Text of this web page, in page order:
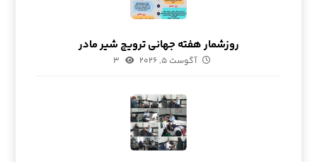
روزشمار هفته جهانی ترویج شیر مادر
آگوست ۵, ۲۰۲۶ ۳